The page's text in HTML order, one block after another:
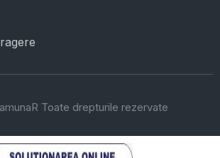
Toate drepturile rezervate